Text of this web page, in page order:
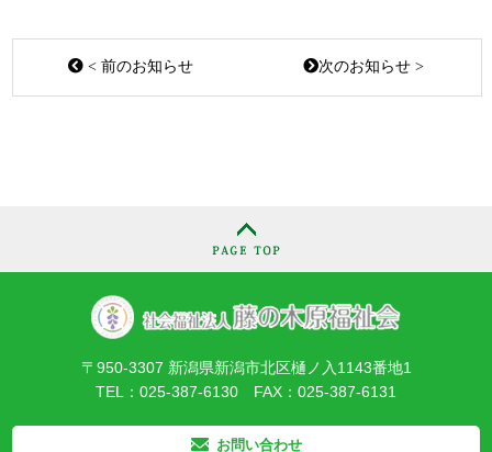
< 前のお知らせ 次のお知らせ >
〒950-3307 新潟県新潟市北区樋ノ入1143番地1
TEL：025-387-6130 FAX：025-387-6131
お問い合わせ